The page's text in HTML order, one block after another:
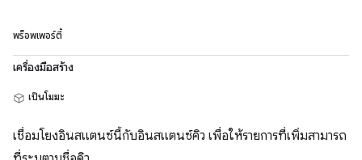
พร็อพเพอร์ตี้
เครื่องมือสร้าง
เป็นโมฆะ
เชื่อมโยงอินสแตนซ์นี้กับอินสแตนซ์คิว เพื่อให้รายการที่เพิ่มสามารถ